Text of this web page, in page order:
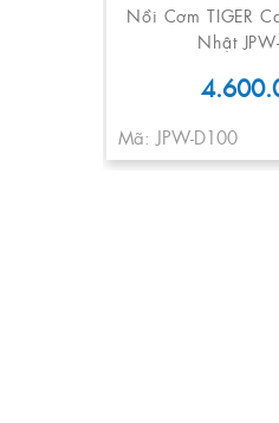
Nồi Cơm TIGER
Nhật
Mã: JPW-D100